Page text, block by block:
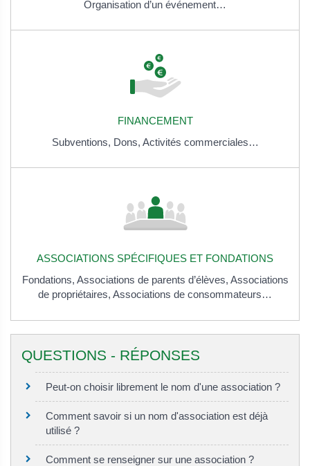
Organisation d’un événement…
FINANCEMENT
Subventions, Dons, Activités commerciales…
ASSOCIATIONS SPÉCIFIQUES ET FONDATIONS
Fondations, Associations de parents d’élèves, Associations
de propriétaires, Associations de consommateurs…
QUESTIONS - RÉPONSES
Peut-on choisir librement le nom d'une association ?
Comment savoir si un nom d'association est déjà
utilisé ?
Comment se renseigner sur une association ?